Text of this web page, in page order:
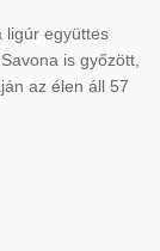
ligúr együttes
is győzött,
az élen áll 57